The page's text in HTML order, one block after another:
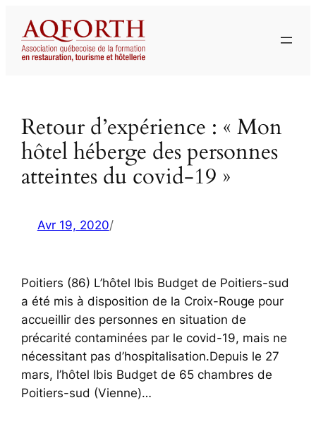
contenu
Retour d’expérience : « Mon
hôtel héberge des personnes
atteintes du covid-19 »
Avr 19, 2020/
Poitiers (86) L’hôtel Ibis Budget de Poitiers-sud
a été mis à disposition de la Croix-Rouge pour
accueillir des personnes en situation de
précarité contaminées par le covid-19, mais ne
nécessitant pas d’hospitalisation.Depuis le 27
mars, l’hôtel Ibis Budget de 65 chambres de
Poitiers-sud (Vienne)…